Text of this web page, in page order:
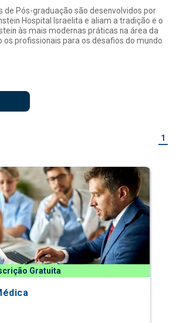
de Pós-graduação são desenvolvidos por
Hospital Israelita e aliam a tradição e o
às mais modernas práticas na área da
os profissionais para os desafios do mundo
1
Gratuita